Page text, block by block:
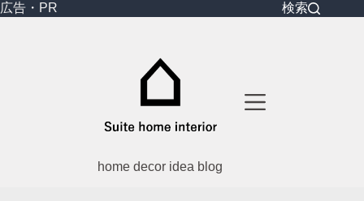
コ
広告・PR 検索
home decor idea blog